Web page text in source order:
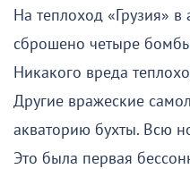
На теплоход «Грузия»
сброшено четыре
Никакого вреда
Другие вражеские
акваторию бухты. Всю
Это была первая